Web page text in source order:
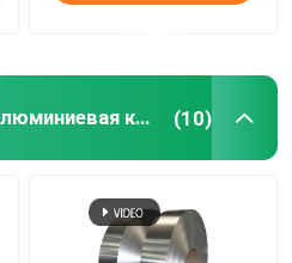
Холоднопрокатная алюминиевая катушка (10)